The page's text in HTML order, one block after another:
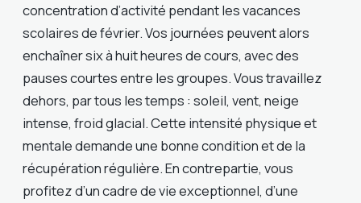
concentration d’activité pendant les vacances
scolaires de février. Vos journées peuvent alors
enchaîner six à huit heures de cours, avec des
pauses courtes entre les groupes. Vous travaillez
dehors, par tous les temps : soleil, vent, neige
intense, froid glacial. Cette intensité physique et
mentale demande une bonne condition et de la
récupération régulière. En contrepartie, vous
profitez d’un cadre de vie exceptionnel, d’une